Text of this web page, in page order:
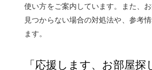
使い方をご案内しています。また、
見つからない場合の対処法や、参考
ます。
「応援します、お部屋探